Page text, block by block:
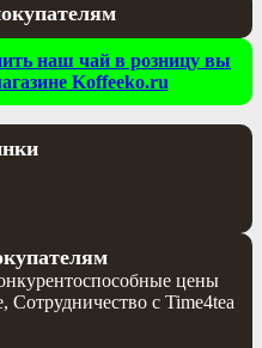
наш чай в розницу вы
Koffeeko.ru
цены
Сотрудничество с Time4tea